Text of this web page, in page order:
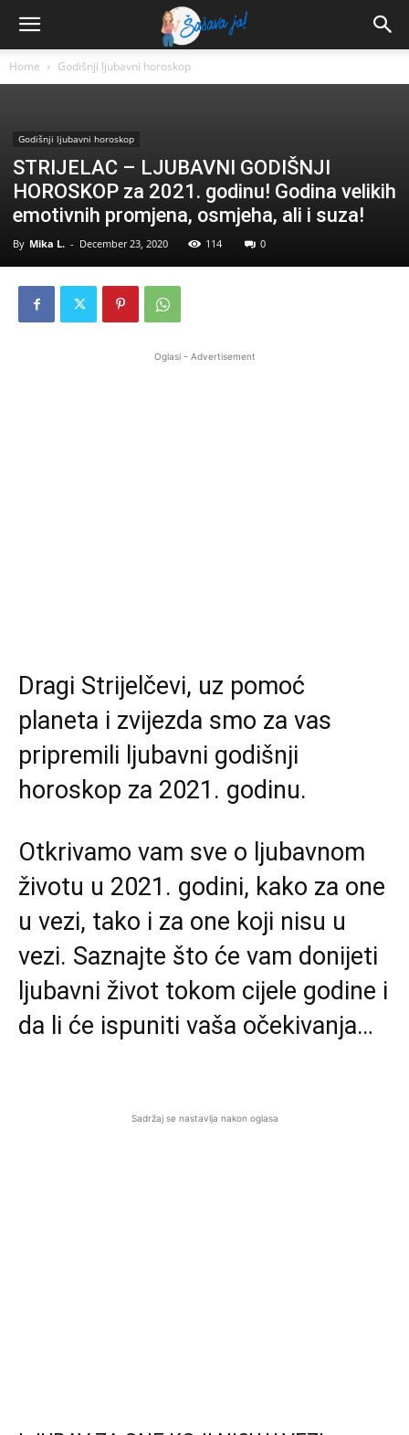
Home Godišnji ljubavni horoskop
Godišnji ljubavni horoskop
STRIJELAC – LJUBAVNI GODIŠNJI
HOROSKOP za 2021. godinu! Godina velikih
emotivnih promjena, osmjeha, ali i suza!
By Mika L. - December 23, 2020 114 0
Oglasi - Advertisement
Dragi Strijelčevi, uz pomoć
planeta i zvijezda smo za vas
pripremili ljubavni godišnji
horoskop za 2021. godinu.
Otkrivamo vam sve o ljubavnom
životu u 2021. godini, kako za one
u vezi, tako i za one koji nisu u
vezi. Saznajte što će vam donijeti
ljubavni život tokom cijele godine i
da li će ispuniti vaša očekivanja…
Sadržaj se nastavlja nakon oglasa